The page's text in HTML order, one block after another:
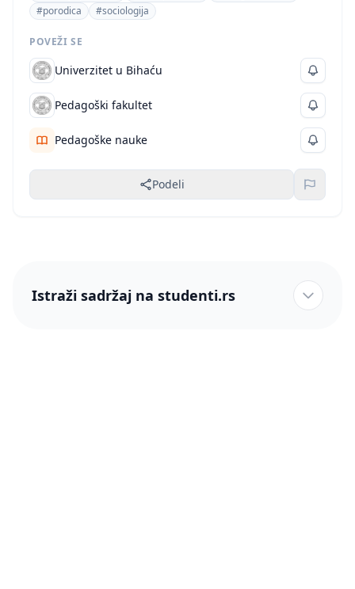
#porodica
#sociologija
POVEŽI SE
Univerzitet u Bihaću
Pedagoški fakultet
Pedagoške nauke
Podeli
Istraži sadržaj na studenti.rs